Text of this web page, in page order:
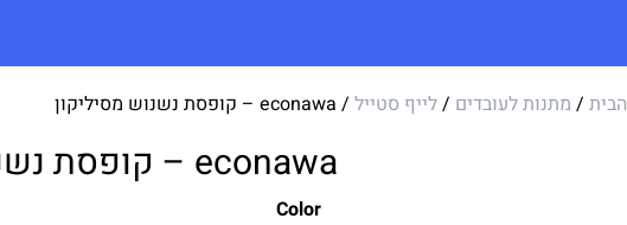
/ מתנות לעובדים /לייף סטייל / econawa – קופסת נשנוש מסיליקון
econawa – קופסת נשנוש מסיליקון
Color